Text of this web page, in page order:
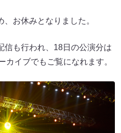
お休みとなりました。
信も行われ、18日の公演分は
カイブでもご覧になれます。